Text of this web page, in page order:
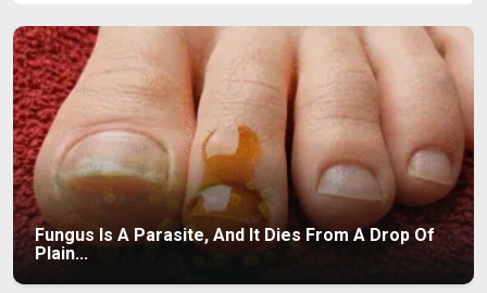
Fungus Is A Parasite, And It Dies From A Drop Of
Plain...